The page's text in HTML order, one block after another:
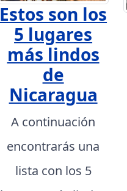
Estos son los
5 lugares
más lindos
de
Nicaragua
A continuación
encontrarás una
lista con los 5